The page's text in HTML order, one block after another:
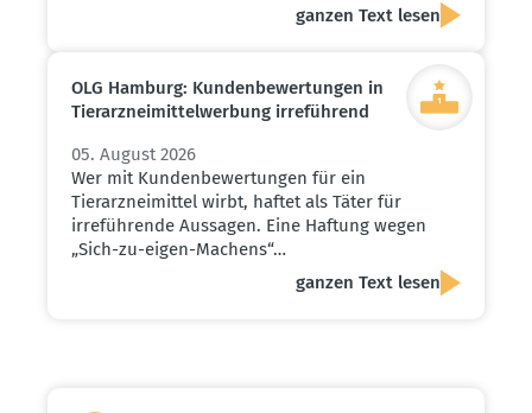
ganzen Text lesen
OLG Hamburg: Kunden­be­wer­tungen in
Tierarz­nei­mit­tel­werbung irreführend
05. August 2026
Wer mit Kundenbewertungen für ein
Tierarzneimittel wirbt, haftet als Täter für
irreführende Aussagen. Eine Haftung wegen
„Sich-zu-eigen-Machens“…
ganzen Text lesen